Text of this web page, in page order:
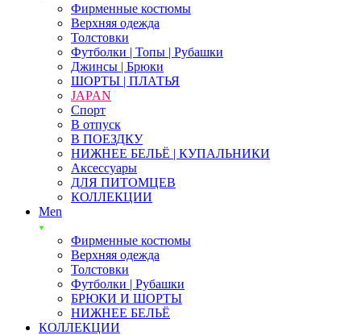
Фирменные костюмы
Верхняя одежда
Толстовки
Футболки | Топы | Рубашки
Джинсы | Брюки
ШОРТЫ | ПЛАТЬЯ
JAPAN
Спорт
В отпуск
В ПОЕЗДКУ
НИЖНЕЕ БЕЛЬЁ | КУПАЛЬНИКИ
Аксессуары
ДЛЯ ПИТОМЦЕВ
КОЛЛЕКЦИИ
Men
Фирменные костюмы
Верхняя одежда
Толстовки
Футболки | Рубашки
БРЮКИ И ШОРТЫ
НИЖНЕЕ БЕЛЬЁ
КОЛЛЕКЦИИ